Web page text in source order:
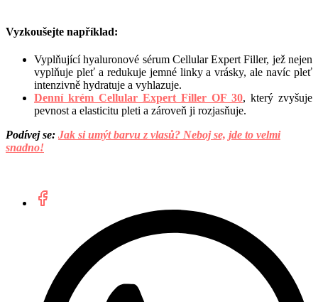
Vyzkoušejte například:
Vyplňující hyaluronové sérum Cellular Expert Filler, jež nejen
vyplňuje pleť a redukuje jemné linky a vrásky, ale navíc pleť
intenzivně hydratuje a vyhlazuje.
Denní krém Cellular Expert Filler OF 30, který zvyšuje
pevnost a elasticitu pleti a zároveň ji rozjasňuje.
Podívej se: Jak si umýt barvu z vlasů? Neboj se, jde to velmi
snadno!